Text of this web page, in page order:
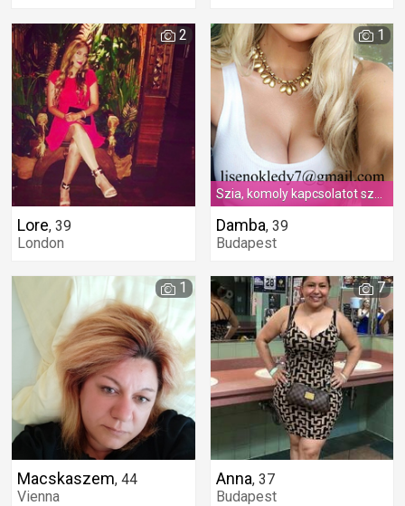
Lore, 39
London
2
Damba, 39
Budapest
1
Macskaszem, 44
Vienna
1
Anna, 37
Budapest
7